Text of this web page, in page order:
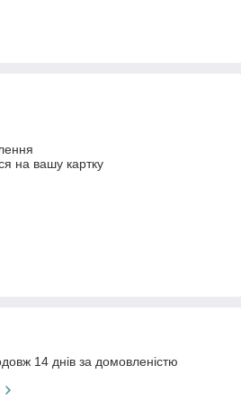
на вашу картку
14 днів за домовленістю